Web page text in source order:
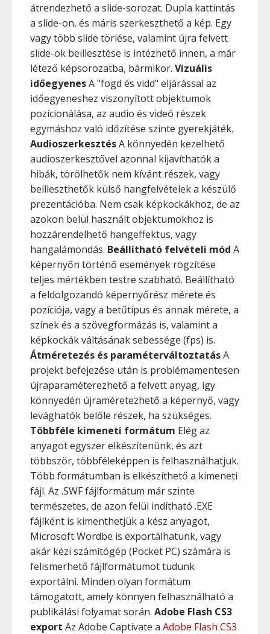
átrendezhető a slide-sorozat. Dupla kattintás
a slide-on, és máris szerkeszthető a kép. Egy
vagy több slide törlése, valamint újra felvett
slide-ok beillesztése is intézhető innen, a már
létező képsorozatba, bármikor. Vizuális
időegyenesA "fogd és vidd" eljárással az
időegyeneshez viszonyított objektumok
pozícionálása, az audio és videó részek
egymáshoz való időzítése szinte gyerekjáték.
AudioszerkesztésA könnyedén kezelhető
audioszerkesztővel azonnal kijavíthatók a
hibák, törölhetők nem kívánt részek, vagy
beilleszthetők külső hangfelvételek a készülő
prezentációba. Nem csak képkockákhoz, de az
azokon belül használt objektumokhoz is
hozzárendelhető hangeffektus, vagy
hangalámondás. Beállítható felvételi mód A
képernyőn történő események rögzítése
teljes mértékben testre szabható. Beállítható
a feldolgozandó képernyőrész mérete és
pozíciója, vagy a betűtípus és annak mérete, a
színek és a szövegformázás is, valamint a
képkockák váltásának sebessége (fps) is.
Átméretezés és paraméterváltoztatásA
projekt befejezése után is problémamentesen
újraparaméterezhető a felvett anyag, így
könnyedén újraméretezhető a képernyő, vagy
levághatók belőle részek, ha szükséges.
Többféle kimeneti formátum Elég az
anyagot egyszer elkészítenünk, és azt
többször, többféleképpen is felhasználhatjuk.
Több formátumban is elkészíthető a kimeneti
fájl. Az .SWF fájlformátum már szinte
természetes, de azon felül indítható .EXE
fájlként is kimenthetjük a kész anyagot,
Microsoft Wordbe is exportálhatunk, vagy
akár kézi számítógép (Pocket PC) számára is
felismerhető fájlformátumot tudunk
exportálni. Minden olyan formátum
támogatott, amely könnyen felhasználható a
publikálási folyamat során. Adobe Flash CS3
export Az Adobe Captivate a Adobe Flash CS3